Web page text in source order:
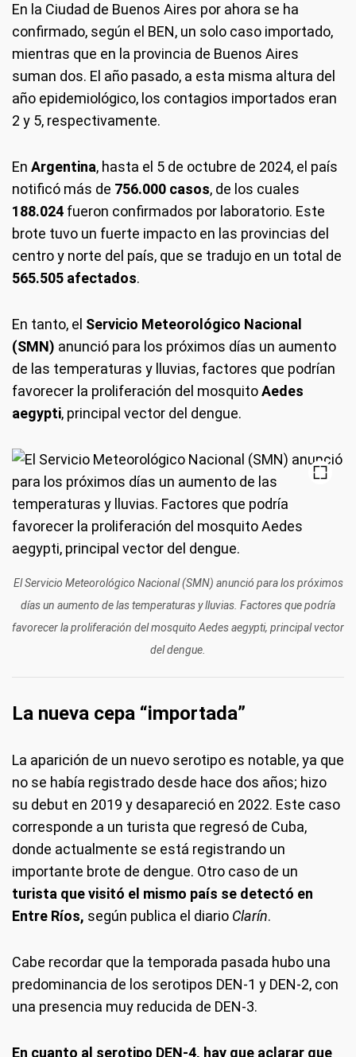
En la Ciudad de Buenos Aires por ahora se ha
confirmado, según el BEN, un solo caso importado,
mientras que en la provincia de Buenos Aires
suman dos. El año pasado, a esta misma altura del
año epidemiológico, los contagios importados eran
2 y 5, respectivamente.
En Argentina, hasta el 5 de octubre de 2024, el país
notificó más de 756.000 casos, de los cuales
188.024 fueron confirmados por laboratorio. Este
brote tuvo un fuerte impacto en las provincias del
centro y norte del país, que se tradujo en un total de
565.505 afectados.
En tanto, el Servicio Meteorológico Nacional
(SMN) anunció para los próximos días un aumento
de las temperaturas y lluvias, factores que podrían
favorecer la proliferación del mosquitoAedes
aegypti, principal vector del dengue.
El Servicio Meteorológico Nacional (SMN) anunció para los próximos
días un aumento de las temperaturas y lluvias. Factores que podría
favorecer la proliferación del mosquito Aedes aegypti, principal vector
del dengue.
La nueva cepa “importada”
La aparición de un nuevo serotipo es notable, ya que
no se había registrado desde hace dos años; hizo
su debut en 2019 y desapareció en 2022. Este caso
corresponde a un turista que regresó de Cuba,
donde actualmente se está registrando un
importante brote de dengue. Otro caso de un
turista que visitó el mismo país se detectó en
Entre Ríos, según publica el diario Clarín.
Cabe recordar que la temporada pasada hubo una
predominancia de los serotipos DEN-1 y DEN-2, con
una presencia muy reducida de DEN-3.
En cuanto al serotipo DEN-4, hay que aclarar que